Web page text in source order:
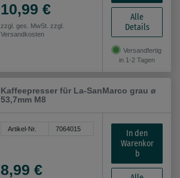
10,99 €
zzgl. ges. MwSt. zzgl.
Versandkosten
Alle
Details
Versandfertig
in 1-2 Tagen
Kaffeepresser für La-SanMarco grau ø
53,7mm M8
Artikel-Nr. 7064015
8,99 €
In den
Warenkor
b